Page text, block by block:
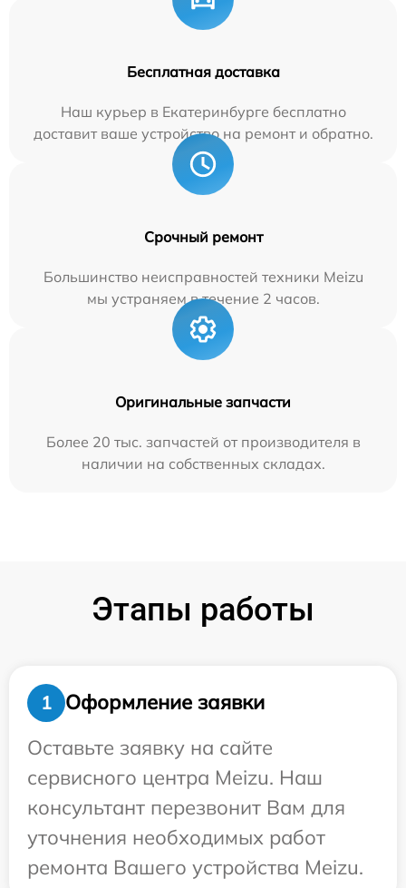
Бесплатная доставка
Наш курьер в Екатеринбурге бесплатно
доставит ваше устройство на ремонт и обратно.
Срочный ремонт
Большинство неисправностей техники Meizu
мы устраняем в течение 2 часов.
Оригинальные запчасти
Более 20 тыс. запчастей от производителя в
наличии на собственных складах.
Этапы работы
1
Оформление заявки
Оставьте заявку на сайте
сервисного центра Meizu. Наш
консультант перезвонит Вам для
уточнения необходимых работ
ремонта Вашего устройства Meizu.